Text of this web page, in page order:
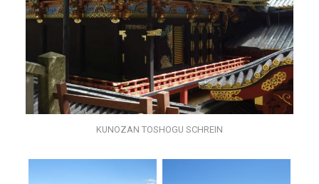
KUNOZAN TOSHOGU SCHREIN